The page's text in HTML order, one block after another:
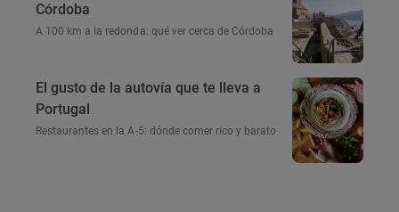
Córdoba
A 100 km a la redonda: qué ver cerca de Córdoba
El gusto de la autovía que te lleva a
Portugal
Restaurantes en la A-5: dónde comer rico y barato